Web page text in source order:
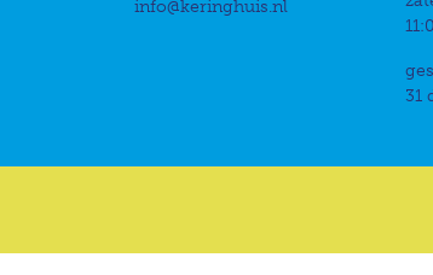
info@keringhuis.nl
31